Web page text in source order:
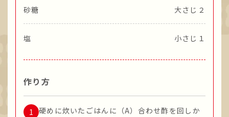
砂糖 大さじ２
塩 小さじ１
作り方
硬めに炊いたごはんに（A）合わせ酢を回しか